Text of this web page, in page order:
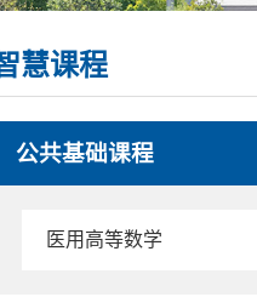
慧课程
公共基础课程
医用高等数学